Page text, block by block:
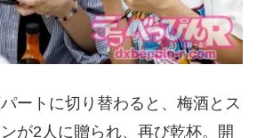
ートに切り替わると、梅酒とス
が2人に贈られ、再び乾杯。開